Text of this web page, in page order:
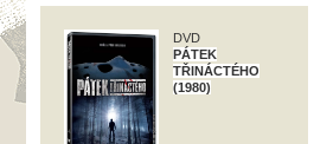
DVD
PÁTEK
TŘINÁCTÉHO
(1980)